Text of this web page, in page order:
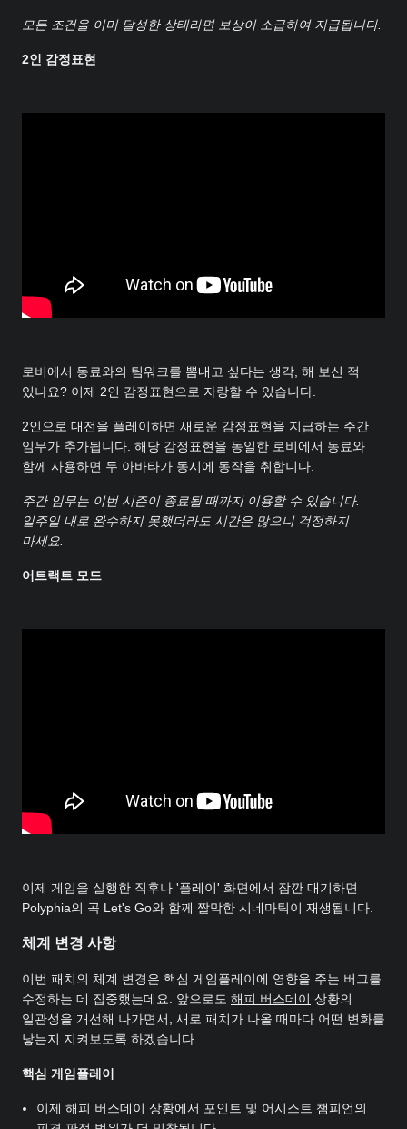
모든 조건을 이미 달성한 상태라면 보상이 소급하여 지급됩니다.
2인 감정표현
로비에서 동료와의 팀워크를 뽐내고 싶다는 생각, 해 보신 적
있나요? 이제 2인 감정표현으로 자랑할 수 있습니다.
2인으로 대전을 플레이하면 새로운 감정표현을 지급하는 주간
임무가 추가됩니다. 해당 감정표현을 동일한 로비에서 동료와
함께 사용하면 두 아바타가 동시에 동작을 취합니다.
주간 임무는 이번 시즌이 종료될 때까지 이용할 수 있습니다.
일주일 내로 완수하지 못했더라도 시간은 많으니 걱정하지
마세요.
어트랙트 모드
이제 게임을 실행한 직후나 '플레이' 화면에서 잠깐 대기하면
Polyphia의 곡 Let's Go와 함께 짤막한 시네마틱이 재생됩니다.
체계 변경 사항
이번 패치의 체계 변경은 핵심 게임플레이에 영향을 주는 버그를
수정하는 데 집중했는데요. 앞으로도 해피 버스데이 상황의
일관성을 개선해 나가면서, 새로 패치가 나올 때마다 어떤 변화를
낳는지 지켜보도록 하겠습니다.
핵심 게임플레이
이제 해피 버스데이 상황에서 포인트 및 어시스트 챔피언의